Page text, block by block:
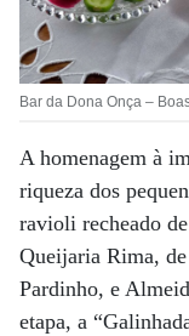
Bar da Dona Onça –
A homenagem à
riqueza dos
ravioli recheado
Queijaria Rima,
Pardinho, e
etapa, a